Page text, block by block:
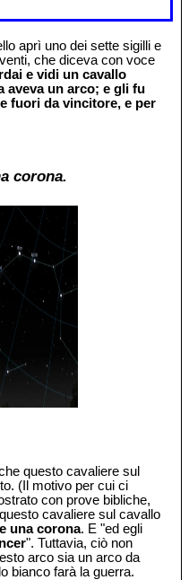
aprì uno dei sette sigilli e
che diceva con voce
e vidi un cavallo
aveva un arco; e gli fu
fuori da vincitore, e per
corona.
questo cavaliere sul
(Il motivo per cui ci
con prove bibliche,
cavaliere sul cavallo
una corona. E "ed egli
". Tuttavia, ciò non
arco sia un arco da
bianco farà la guerra.